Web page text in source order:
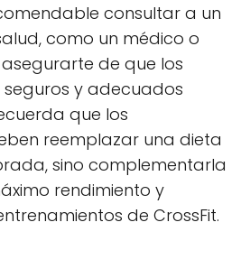
consultar a un
como un médico o
de que los
y adecuados
que los
reemplazar una dieta
sino complementarla
rendimiento y
de CrossFit.